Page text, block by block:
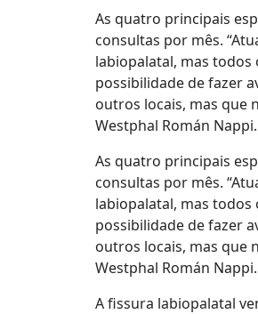
As quatro principais
consultas por mês.
labiopalatal, mas todos
possibilidade de fazer
outros locais, mas que
Westphal Román Nappi.
As quatro principais
consultas por mês.
labiopalatal, mas todos
possibilidade de fazer
outros locais, mas que
Westphal Román Nappi.
A fissura labiopalatal